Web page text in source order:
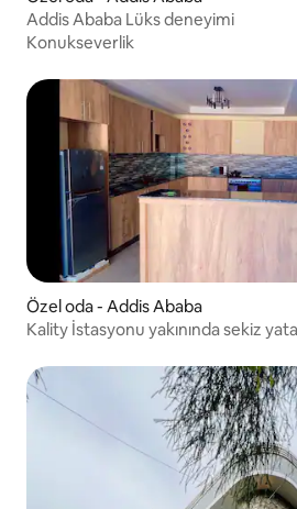
Addis Ababa Lüks deneyimi
Konukseverlik
Özel oda - Addis Ababa
Kality İstasyonu yakınında sekiz